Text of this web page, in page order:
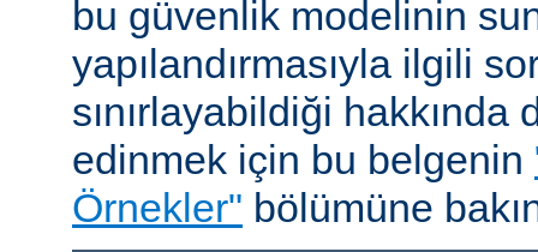
bu güvenlik modelinin
yapılandırmasıyla ilgili
sınırlayabildiği hakkında
edinmek için bu belgenin
Örnekler" bölümüne